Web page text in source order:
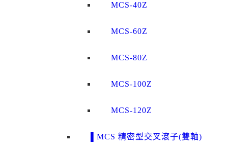
MCS-40Z
MCS-60Z
MCS-80Z
MCS-100Z
MCS-120Z
▌MCS 精密型交叉滾子(雙軸)